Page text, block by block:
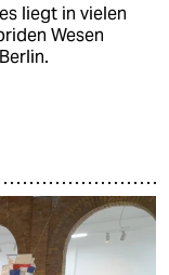
liegt in vielen
Wesen